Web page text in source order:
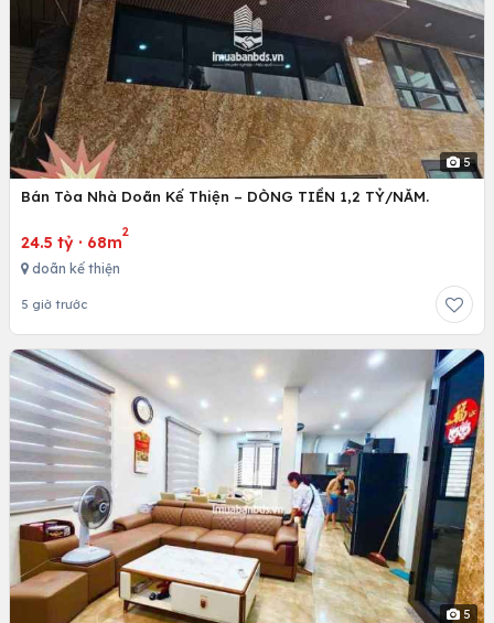
5
Bán Tòa Nhà Doãn Kế Thiện – DÒNG TIỀN 1,2 TỶ/NĂM.
24.5 tỷ · 68m
2
doãn kế thiện
5 giờ trước
5